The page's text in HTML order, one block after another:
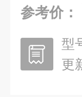
参考价：
型
更